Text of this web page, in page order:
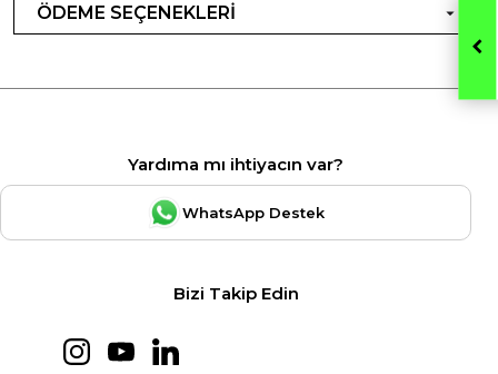
ÖDEME SEÇENEKLERİ
Yardıma mı ihtiyacın var?
WhatsApp Destek
Bizi Takip Edin